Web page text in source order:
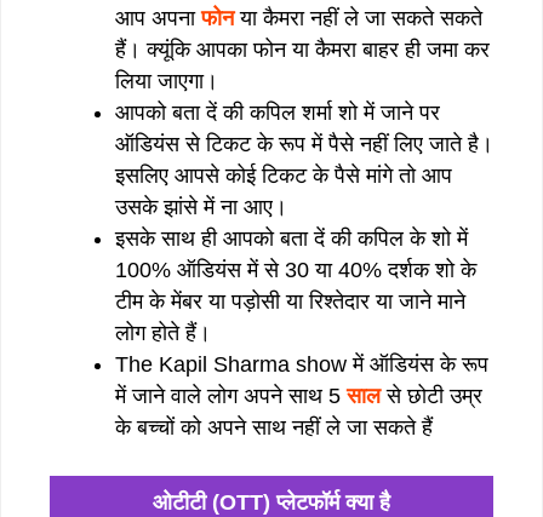
आप अपनाफोन या कैमरा नहीं ले जा सकते सकते
हैं। क्यूंकि आपका फोन या कैमरा बाहर ही जमा कर
लिया जाएगा।
आपको बता दें की कपिल शर्मा शो में जाने पर
ऑडियंस से टिकट के रूप में पैसे नहीं लिए जाते है।
इसलिए आपसे कोई टिकट के पैसे मांगे तो आप
उसके झांसे में ना आए।
इसके साथ ही आपको बता दें की कपिल के शो में
100% ऑडियंस में से 30 या 40% दर्शक शो के
टीम के मेंबर या पड़ोसी या रिश्तेदार या जाने माने
लोग होते हैं।
The Kapil Sharma show में ऑडियंस के रूप
में जाने वाले लोग अपने साथ 5साल से छोटी उम्र
के बच्चों को अपने साथ नहीं ले जा सकते हैं ‌
ओटीटी (OTT) प्लेटफॉर्म क्या है